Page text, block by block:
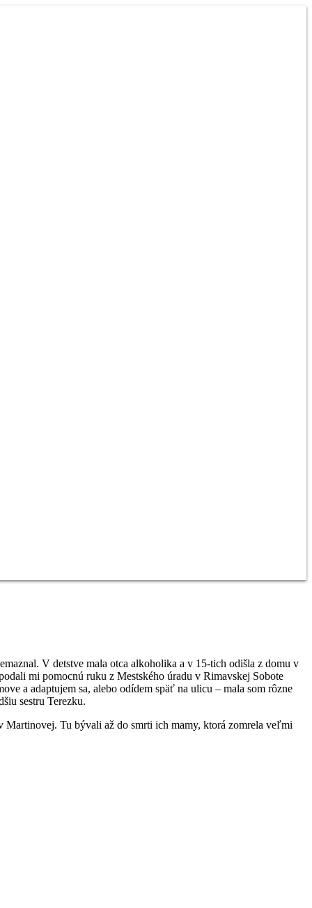
V detstve mala otca alkoholika a v 15-tich odišla z domu v
mi pomocnú ruku z Mestského úradu v Rimavskej Sobote
a adaptujem sa, alebo odídem späť na ulicu – mala som rôzne
sestru Terezku.
Tu bývali až do smrti ich mamy, ktorá zomrela veľmi